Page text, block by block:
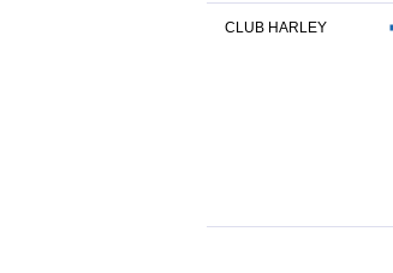
CLUB HARLEY